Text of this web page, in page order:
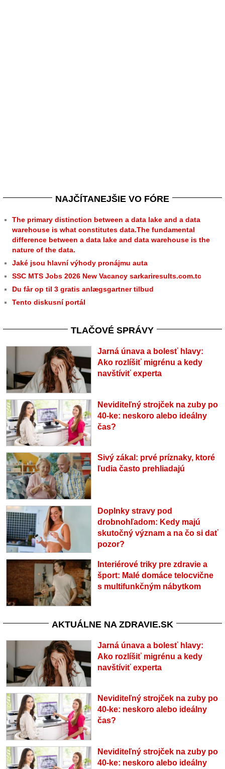
NAJČÍTANEJŠIE VO FÓRE
The primary distinction between a data lake and a data
warehouse is what constitutes data.The fundamental
difference between a data lake and data warehouse is the
nature of the data.
Jaké jsou hlavní výhody pronájmu auta
SSC MTS Jobs 2026 New Vacancy sarkariresults.com.tc
Du får op til 3 gratis anlægsgartner tilbud
Tento diskusní portál
TLAČOVÉ SPRÁVY
Jarná únava a bolesť hlavy:
Ako rozlíšiť migrénu a kedy
navštíviť experta
Neviditeľný strojček na zuby po
40-ke: neskoro alebo ideálny
čas?
Sivý zákal: prvé príznaky, ktoré
ľudia často prehliadajú
Doplnky stravy pod
drobnohľadom: Kedy majú
skutočný význam a na čo si dať
pozor?
Interiérové triky pre zdravie a
šport: Malé domáce telocvične
s multifunkčným nábytkom
AKTUÁLNE NA ZDRAVIE.SK
Jarná únava a bolesť hlavy:
Ako rozlíšiť migrénu a kedy
navštíviť experta
Neviditeľný strojček na zuby po
40-ke: neskoro alebo ideálny
čas?
Neviditeľný strojček na zuby po
40-ke: neskoro alebo ideálny